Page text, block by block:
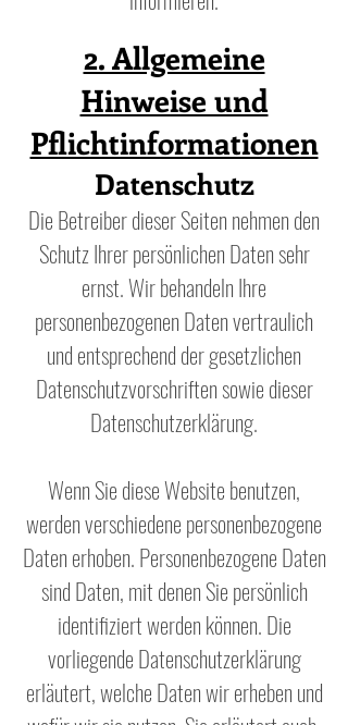
2. Allgemeine
Hinweise und
Pflichtinformationen
Datenschutz
Die Betreiber dieser Seiten nehmen den
Schutz Ihrer persönlichen Daten sehr
ernst. Wir behandeln Ihre
personenbezogenen Daten vertraulich
und entsprechend der gesetzlichen
Datenschutzvorschriften sowie dieser
Datenschutzerklärung.
Wenn Sie diese Website benutzen,
werden verschiedene personenbezogene
Daten erhoben. Personenbezogene Daten
sind Daten, mit denen Sie persönlich
identifiziert werden können. Die
vorliegende Datenschutzerklärung
erläutert, welche Daten wir erheben und